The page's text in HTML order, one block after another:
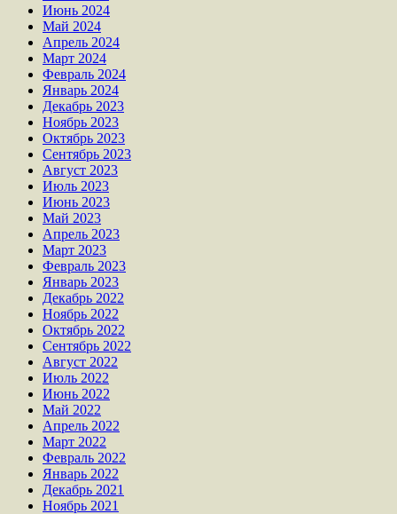
Июнь 2024
Май 2024
Апрель 2024
Март 2024
Февраль 2024
Январь 2024
Декабрь 2023
Ноябрь 2023
Октябрь 2023
Сентябрь 2023
Август 2023
Июль 2023
Июнь 2023
Май 2023
Апрель 2023
Март 2023
Февраль 2023
Январь 2023
Декабрь 2022
Ноябрь 2022
Октябрь 2022
Сентябрь 2022
Август 2022
Июль 2022
Июнь 2022
Май 2022
Апрель 2022
Март 2022
Февраль 2022
Январь 2022
Декабрь 2021
Ноябрь 2021